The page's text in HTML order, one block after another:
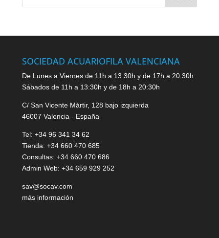
SOCIEDAD ACUARIOFILA VALENCIANA
De Lunes a Viernes de 11h a 13:30h y de 17h a 20:30h
Sábados de 11h a 13:30h y de 18h a 20:30h
C/ San Vicente Mártir, 128 bajo izquierda
46007 Valencia - España
Tel: +34 96 341 34 62
Tienda: +34 660 470 685
Consultas: +34 660 470 686
Admin Web: +34 659 929 252
sav@socav.com
más información